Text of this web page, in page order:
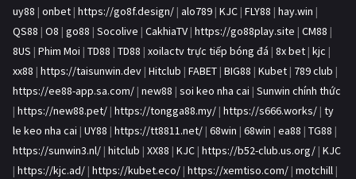
uy88 | onbet | https://go8f.design/ | alo789 | KJC | FLY88 | hay.win |
QS88 | O8 | go88 | Socolive | CakhiaTV | https://go88play.site | CM88 |
8US | Phim Moi | TD88 | TD88 | xoilactv trực tiếp bóng đá | 8x bet | kjc |
xx88 | https://taisunwin.dev | Hitclub | FABET | BIG88 | Kubet | 789 club |
https://ee88-app.sa.com/ | new88 | soi keo nha cai | Sunwin chính thức
| https://new88.pet/ | https://tongga88.my/ | https://s666.works/ | ty
le keo nha cai | UY88 | https://tt8811.net/ | 68win | 68win | ea88 | TG88 |
https://sunwin3.nl/ | hitclub | XX88 | KJC | https://b52-club.us.org/ | KJC
| https://kjc.ad/ | https://kubet.eco/ | https://xemtiso.com/ | motchill |